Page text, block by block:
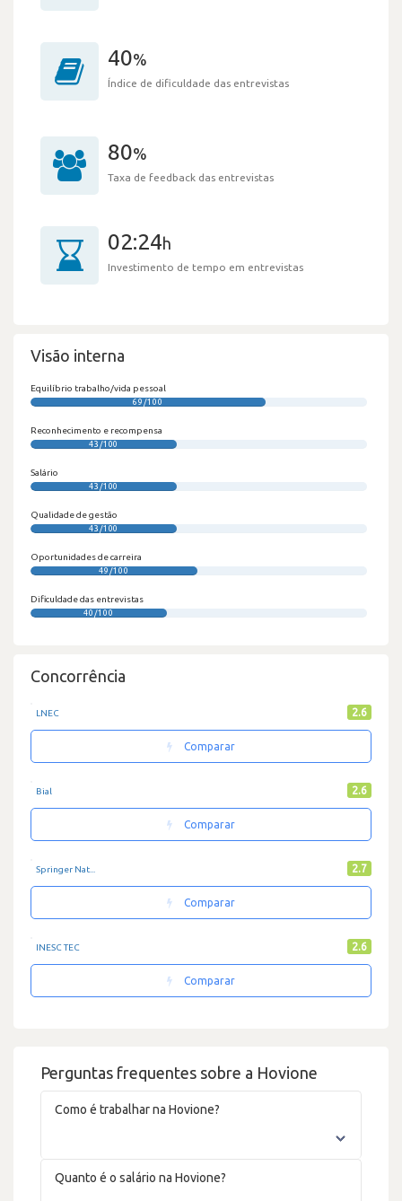
40%
Índice de dificuldade das entrevistas
80%
Taxa de feedback das entrevistas
02:24h
Investimento de tempo em entrevistas
Perguntas frequentes sobre a Hovione
Como é trabalhar na Hovione?
Quanto é o salário na Hovione?
Visão interna
Equilíbrio trabalho/vida pessoal
69/100
Reconhecimento e recompensa
43/100
Salário
43/100
Qualidade de gestão
43/100
Oportunidades de carreira
49/100
Dificuldade das entrevistas
40/100
Concorrência
LNEC 2.6
Comparar
Bial 2.6
Comparar
Springer Nat... 2.7
Comparar
INESC TEC 2.6
Comparar